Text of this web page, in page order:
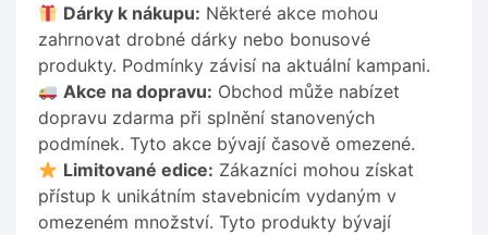
Dárky k nákupu: Některé akce mohou
zahrnovat drobné dárky nebo bonusové
produkty. Podmínky závisí na aktuální kampani.
Akce na dopravu: Obchod může nabízet
dopravu zdarma při splnění stanovených
podmínek. Tyto akce bývají časově omezené.
Limitované edice: Zákazníci mohou získat
přístup k unikátním stavebnicím vydaným v
omezeném množství. Tyto produkty bývají